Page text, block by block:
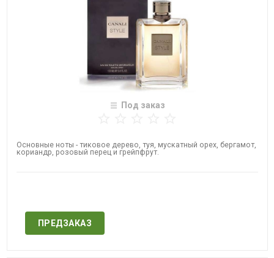
Под заказ
Основные ноты - тиковое дерево, туя, мускатный орех, бергамот,
кориандр, розовый перец и грейпфрут.
ПРЕДЗАКАЗ